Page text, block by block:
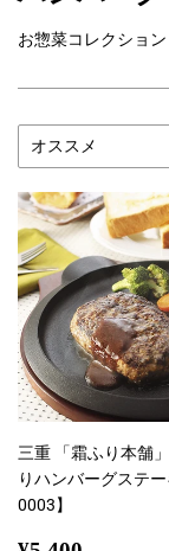
お惣菜コレクショ
三重 「霜ふり本舗
りハンバーグステ
0003】